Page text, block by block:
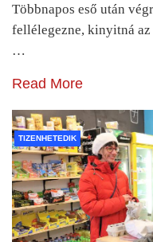
Többnapos eső után
fellélegezne, kinyitná az
…
Read More
TIZENHETEDIK